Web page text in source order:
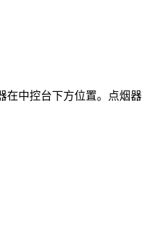
在中控台下方位置。点烟器